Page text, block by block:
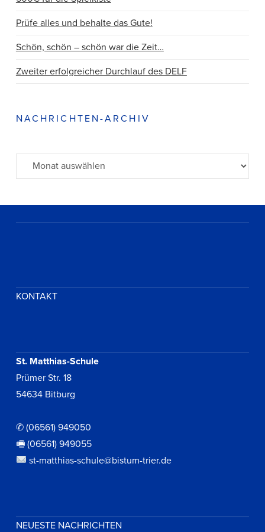
Prüfe alles und behalte das Gute!
Schön, schön – schön war die Zeit…
Zweiter erfolgreicher Durchlauf des DELF
NACHRICHTEN-ARCHIV
Archiv
KONTAKT
St. Matthias-Schule
Prümer Str. 18
54634 Bitburg
✆ (06561) 949050
🖷 (06561) 949055
st-matthias-schule@bistum-trier.de
NEUESTE NACHRICHTEN